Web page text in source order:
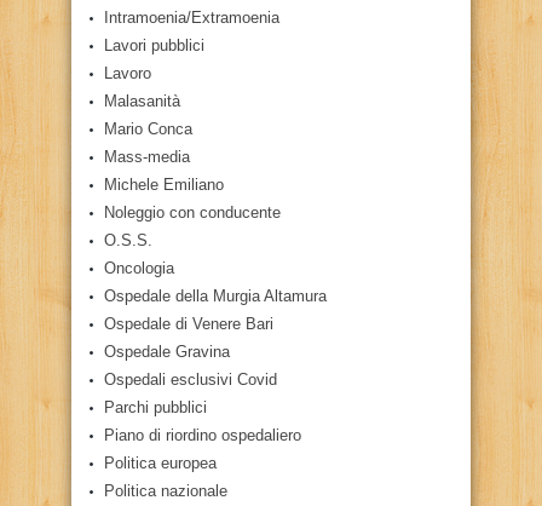
Intramoenia/Extramoenia
Lavori pubblici
Lavoro
Malasanità
Mario Conca
Mass-media
Michele Emiliano
Noleggio con conducente
O.S.S.
Oncologia
Ospedale della Murgia Altamura
Ospedale di Venere Bari
Ospedale Gravina
Ospedali esclusivi Covid
Parchi pubblici
Piano di riordino ospedaliero
Politica europea
Politica nazionale